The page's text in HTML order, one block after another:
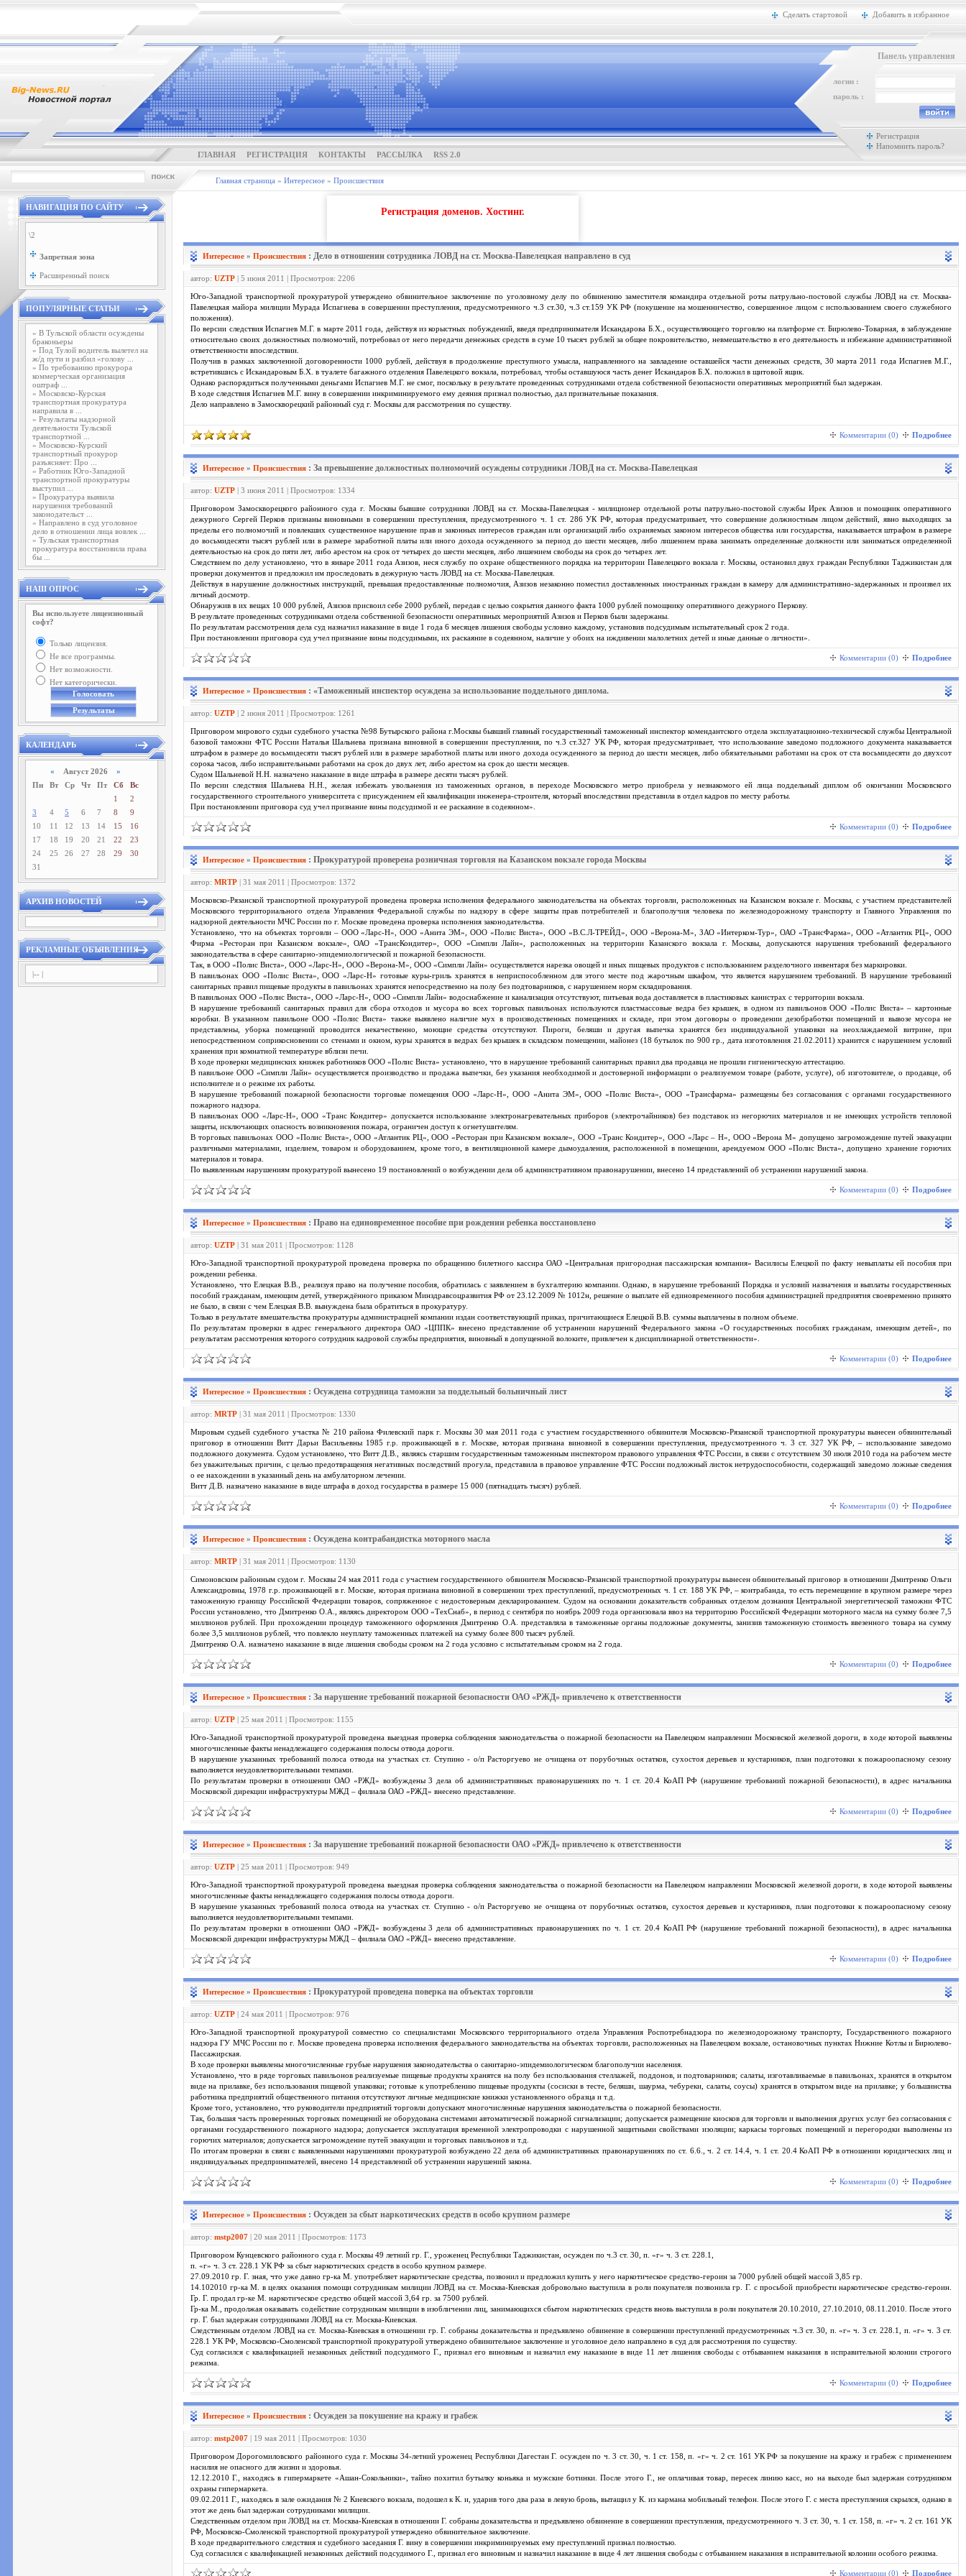
Сделать стартовой Добавить в избранное
ГЛАВНАЯ РЕГИСТРАЦИЯ КОНТАКТЫ РАССЫЛКА RSS 2.0
Панель управления
логин :
пароль :
Регистрация
Напомнить пароль?
Главная страница » Интересное » Проиcшествия
НАВИГАЦИЯ ПО САЙТУ
\2
Запретная зона
Расширенный поиск
ПОПУЛЯРНЫЕ СТАТЬИ
» В Тульской области осуждены
браконьеры
» Под Тулой водитель вылетел на
ж/д пути и разбил «голову ...
» По требованию прокурора
коммерческая организация
оштраф ...
» Московско-Курская
транспортная прокуратура
направила в ...
» Результаты надзорной
деятельности Тульской
транспортной ...
» Московско-Курский
транспортный прокурор
разъясняет: Про ...
» Работник Юго-Западной
транспортной прокуратуры
выступил ...
» Прокуратура выявила
нарушения требований
законодательст ...
» Направлено в суд уголовное
дело в отношении лица вовлек ...
» Тульская транспортная
прокуратура восстановила права
бы ...
НАШ ОПРОС
Вы используете лицензионный
софт?
Только лицензия.
Не все программы.
Нет возможности.
Нет категорически.
КАЛЕНДАРЬ
« Август 2026 »
Пн
Вт Ср Чт Пт Сб
Вс
1
2
3
4 5 6 7 8
9
10
11 12 13 14 15
16
17
18 19 20 21 22
23
24
25 26 27 28 29
30
31
АРХИВ НОВОСТЕЙ
РЕКЛАМНЫЕ ОБЪЯВЛЕНИЯ
|-- |
Регистрация доменов. Хостинг.
Интересное » Проиcшествия : Дело в отношении сотрудника ЛОВД на ст. Москва-Павелецкая направлено в суд
автор: UZTP | 5 июня 2011 | Просмотров: 2206
Юго-Западной транспортной прокуратурой утверждено обвинительное заключение по уголовному делу по обвинению заместителя командира отдельной роты патрульно-постовой службы ЛОВД на ст. Москва-
Павелецкая майора милиции Мурада Испагиева в совершении преступления, предусмотренного ч.3 ст.30, ч.3 ст.159 УК РФ (покушение на мошенничество, совершенное лицом с использованием своего служебного
положения).
По версии следствия Испагиев М.Г. в марте 2011 года, действуя из корыстных побуждений, введя предпринимателя Искандарова Б.Х., осуществляющего торговлю на платформе ст. Бирюлево-Товарная, в заблуждение
относительно своих должностных полномочий, потребовал от него передачи денежных средств в суме 10 тысяч рублей за общее покровительство, невмешательство в его деятельность и избежание административной
ответственности впоследствии.
Получив в рамках заключенной договоренности 1000 рублей, действуя в продолжение преступного умысла, направленного на завладение оставшейся части денежных средств, 30 марта 2011 года Испагиев М.Г.,
встретившись с Искандаровым Б.Х. в туалете багажного отделения Павелецкого вокзала, потребовал, чтобы оставшуюся часть денег Искандаров Б.Х. положил в щитовой ящик.
Однако распорядиться полученными деньгами Испагиев М.Г. не смог, поскольку в результате проведенных сотрудниками отдела собственной безопасности оперативных мероприятий был задержан.
В ходе следствия Испагиев М.Г. вину в совершении инкриминируемого ему деяния признал полностью, дал признательные показания.
Дело направлено в Замоскворецкий районный суд г. Москвы для рассмотрения по существу.
Комментарии (0) Подробнее
Интересное » Проиcшествия : За превышение должностных полномочий осуждены сотрудники ЛОВД на ст. Москва-Павелецкая
автор: UZTP | 3 июня 2011 | Просмотров: 1334
Приговором Замоскворецкого районного суда г. Москвы бывшие сотрудники ЛОВД на ст. Москва-Павелецкая - милиционер отдельной роты патрульно-постовой службы Ирек Азизов и помощник оперативного
дежурного Сергей Перков признаны виновными в совершении преступления, предусмотренного ч. 1 ст. 286 УК РФ, которая предусматривает, что совершение должностным лицом действий, явно выходящих за
пределы его полномочий и повлекших существенное нарушение прав и законных интересов граждан или организаций либо охраняемых законом интересов общества или государства, наказывается штрафом в размере
до восьмидесяти тысяч рублей или в размере заработной платы или иного дохода осужденного за период до шести месяцев, либо лишением права занимать определенные должности или заниматься определенной
деятельностью на срок до пяти лет, либо арестом на срок от четырех до шести месяцев, либо лишением свободы на срок до четырех лет.
Следствием по делу установлено, что в январе 2011 года Азизов, неся службу по охране общественного порядка на территории Павелецкого вокзала г. Москвы, остановил двух граждан Республики Таджикистан для
проверки документов и предложил им проследовать в дежурную часть ЛОВД на ст. Москва-Павелецкая.
Действуя в нарушение должностных инструкций, превышая предоставленные полномочия, Азизов незаконно поместил доставленных иностранных граждан в камеру для административно-задержанных и произвел их
личный досмотр.
Обнаружив в их вещах 10 000 рублей, Азизов присвоил себе 2000 рублей, передав с целью сокрытия данного факта 1000 рублей помощнику оперативного дежурного Перкову.
В результате проведенных сотрудниками отдела собственной безопасности оперативных мероприятий Азизов и Перков были задержаны.
По результатам рассмотрения дела суд назначил наказание в виде 1 года 6 месяцев лишения свободы условно каждому, установив подсудимым испытательный срок 2 года.
При постановлении приговора суд учел признание вины подсудимыми, их раскаяние в содеянном, наличие у обоих на иждивении малолетних детей и иные данные о личности».
Комментарии (0) Подробнее
Интересное » Проиcшествия : «Таможенный инспектор осуждена за использование поддельного диплома.
автор: UZTP | 2 июня 2011 | Просмотров: 1261
Приговором мирового судьи судебного участка №98 Бутырского района г.Москвы бывший главный государственный таможенный инспектор комендантского отдела эксплуатационно-технической службы Центральной
базовой таможни ФТС России Наталья Шальнева признана виновной в совершении преступления, по ч.3 ст.327 УК РФ, которая предусматривает, что использование заведомо подложного документа наказывается
штрафом в размере до восьмидесяти тысяч рублей или в размере заработной платы или иного дохода осужденного за период до шести месяцев, либо обязательными работами на срок от ста восьмидесяти до двухсот
сорока часов, либо исправительными работами на срок до двух лет, либо арестом на срок до шести месяцев.
Судом Шальневой Н.Н. назначено наказание в виде штрафа в размере десяти тысяч рублей.
По версии следствия Шальнева Н.Н., желая избежать увольнения из таможенных органов, в переходе Московского метро приобрела у незнакомого ей лица поддельный диплом об окончании Московского
государственного строительного университета с присуждением ей квалификации инженера-строителя, который впоследствии представила в отдел кадров по месту работы.
При постановлении приговора суд учел признание вины подсудимой и ее раскаяние в содеянном».
Комментарии (0) Подробнее
Интересное » Проиcшествия : Прокуратурой проверена розничная торговля на Казанском вокзале города Москвы
автор: MRTP | 31 мая 2011 | Просмотров: 1372
Московско-Рязанской транспортной прокуратурой проведена проверка исполнения федерального законодательства на объектах торговли, расположенных на Казанском вокзале г. Москвы, с участием представителей
Московского территориального отдела Управления Федеральной службы по надзору в сфере защиты прав потребителей и благополучия человека по железнодорожному транспорту и Главного Управления по
надзорной деятельности МЧС России по г. Москве проведена проверка исполнения законодательства.
Установлено, что на объектах торговли – ООО «Ларс-Н», ООО «Анита ЭМ», ООО «Полис Виста», ООО «В.С.Л-ТРЕЙД», ООО «Верона-М», ЗАО «Интерком-Тур», ОАО «ТрансФарма», ООО «Атлантик РЦ», ООО
Фирма «Ресторан при Казанском вокзале», ОАО «ТрансКондитер», ООО «Симпли Лайн», расположенных на территории Казанского вокзала г. Москвы, допускаются нарушения требований федерального
законодательства в сфере санитарно-эпидемиологической и пожарной безопасности.
Так, в ООО «Полис Виста», ООО «Ларс-Н», ООО «Верона-М», ООО «Симпли Лайн» осуществляется нарезка овощей и иных пищевых продуктов с использованием разделочного инвентаря без маркировки.
В павильонах ООО «Полис Виста», ООО «Ларс-Н» готовые куры-гриль хранятся в неприспособленном для этого месте под жарочным шкафом, что является нарушением требований. В нарушение требований
санитарных правил пищевые продукты в павильонах хранятся непосредственно на полу без подтоварников, с нарушением норм складирования.
В павильонах ООО «Полис Виста», ООО «Ларс-Н», ООО «Симпли Лайн» водоснабжение и канализация отсутствуют, питьевая вода доставляется в пластиковых канистрах с территории вокзала.
В нарушение требований санитарных правил для сбора отходов и мусора во всех торговых павильонах используются пластмассовые ведра без крышек, в одном из павильонов ООО «Полис Виста» – картонные
коробки. В указанном павильоне ООО «Полис Виста» также выявлено наличие мух в производственных помещениях и складе, при этом договоры о проведении дезобработки помещений и вывозе мусора не
представлены, уборка помещений проводится некачественно, моющие средства отсутствуют. Пироги, беляши и другая выпечка хранятся без индивидуальной упаковки на неохлаждаемой витрине, при
непосредственном соприкосновении со стенами и окном, куры хранятся в ведрах без крышек в складском помещении, майонез (18 бутылок по 900 гр., дата изготовления 21.02.2011) хранится с нарушением условий
хранения при комнатной температуре вблизи печи.
В ходе проверки медицинских книжек работников ООО «Полис Виста» установлено, что в нарушение требований санитарных правил два продавца не прошли гигиеническую аттестацию.
В павильоне ООО «Симпли Лайн» осуществляется производство и продажа выпечки, без указания необходимой и достоверной информации о реализуемом товаре (работе, услуге), об изготовителе, о продавце, об
исполнителе и о режиме их работы.
В нарушение требований пожарной безопасности торговые помещения ООО «Ларс-Н», ООО «Анита ЭМ», ООО «Полис Виста», ООО «Трансфарма» размещены без согласования с органами государственного
пожарного надзора.
В павильонах ООО «Ларс-Н», ООО «Транс Кондитер» допускается использование электронагревательных приборов (электрочайников) без подставок из негорючих материалов и не имеющих устройств тепловой
защиты, исключающих опасность возникновения пожара, ограничен доступ к огнетушителям.
В торговых павильонах ООО «Полис Виста», ООО «Атлантик РЦ», ООО «Ресторан при Казанском вокзале», ООО «Транс Кондитер», ООО «Ларс – Н», ООО «Верона М» допущено загромождение путей эвакуации
различными материалами, изделием, товаром и оборудованием, кроме того, в вентиляционной камере дымоудаления, расположенной в помещении, арендуемом ООО «Полис Виста», допущено хранение горючих
материалов и товара.
По выявленным нарушениям прокуратурой вынесено 19 постановлений о возбуждении дела об административном правонарушении, внесено 14 представлений об устранении нарушений закона.
Комментарии (0) Подробнее
Интересное » Проиcшествия : Право на единовременное пособие при рождении ребенка восстановлено
автор: UZTP | 31 мая 2011 | Просмотров: 1128
Юго-Западной транспортной прокуратурой проведена проверка по обращению билетного кассира ОАО «Центральная пригородная пассажирская компания» Василисы Елецкой по факту невыплаты ей пособия при
рождении ребенка.
Установлено, что Елецкая В.В., реализуя право на получение пособия, обратилась с заявлением в бухгалтерию компании. Однако, в нарушение требований Порядка и условий назначения и выплаты государственных
пособий гражданам, имеющим детей, утверждённого приказом Минздравсоцразвития РФ от 23.12.2009 № 1012н, решение о выплате ей единовременного пособия администрацией предприятия своевременно принято
не было, в связи с чем Елецкая В.В. вынуждена была обратиться в прокуратуру.
Только в результате вмешательства прокуратуры администрацией компании издан соответствующий приказ, причитающиеся Елецкой В.В. суммы выплачены в полном объеме.
По результатам проверки в адрес генерального директора ОАО «ЦППК» внесено представление об устранении нарушений Федерального закона «О государственных пособиях гражданам, имеющим детей», по
результатам рассмотрения которого сотрудник кадровой службы предприятия, виновный в допущенной волоките, привлечен к дисциплинарной ответственности».
Комментарии (0) Подробнее
Интересное » Проиcшествия : Осуждена сотрудница таможни за поддельный больничный лист
автор: MRTP | 31 мая 2011 | Просмотров: 1330
Мировым судьей судебного участка № 210 района Филевский парк г. Москвы 30 мая 2011 года с участием государственного обвинителя Московско-Рязанской транспортной прокуратуры вынесен обвинительный
приговор в отношении Витт Дарьи Васильевны 1985 г.р. проживающей в г. Москве, которая признана виновной в совершении преступления, предусмотренного ч. 3 ст. 327 УК РФ, – использование заведомо
подложного документа. Судом установлено, что Витт Д.В., являясь старшим государственным таможенным инспектором правового управления ФТС России, в связи с отсутствием 30 июля 2010 года на рабочем месте
без уважительных причин, с целью предотвращения негативных последствий прогула, представила в правовое управление ФТС России подложный листок нетрудоспособности, содержащий заведомо ложные сведения
о ее нахождении в указанный день на амбулаторном лечении.
Витт Д.В. назначено наказание в виде штрафа в доход государства в размере 15 000 (пятнадцать тысяч) рублей.
Комментарии (0) Подробнее
Интересное » Проиcшествия : Осуждена контрабандистка моторного масла
автор: MRTP | 31 мая 2011 | Просмотров: 1130
Симоновским районным судом г. Москвы 24 мая 2011 года с участием государственного обвинителя Московско-Рязанской транспортной прокуратуры вынесен обвинительный приговор в отношении Дмитренко Ольги
Александровны, 1978 г.р. проживающей в г. Москве, которая признана виновной в совершении трех преступлений, предусмотренных ч. 1 ст. 188 УК РФ, – контрабанда, то есть перемещение в крупном размере через
таможенную границу Российской Федерации товаров, сопряженное с недостоверным декларированием. Судом на основании доказательств собранных отделом дознания Центральной энергетической таможни ФТС
России установлено, что Дмитренко О.А., являясь директором ООО «ТехСнаб», в период с сентября по ноябрь 2009 года организовала ввоз на территорию Российской Федерации моторного масла на сумму более 7,5
миллионов рублей. При прохождении процедур таможенного оформления Дмитренко О.А. представляла в таможенные органы подложные документы, занизив таможенную стоимость ввезенного товара на сумму
более 3,5 миллионов рублей, что повлекло неуплату таможенных платежей на сумму более 800 тысяч рублей.
Дмитренко О.А. назначено наказание в виде лишения свободы сроком на 2 года условно с испытательным сроком на 2 года.
Комментарии (0) Подробнее
Интересное » Проиcшествия : За нарушение требований пожарной безопасности ОАО «РЖД» привлечено к ответственности
автор: UZTP | 25 мая 2011 | Просмотров: 1155
Юго-Западной транспортной прокуратурой проведена выездная проверка соблюдения законодательства о пожарной безопасности на Павелецком направлении Московской железной дороги, в ходе которой выявлены
многочисленные факты ненадлежащего содержания полосы отвода дороги.
В нарушение указанных требований полоса отвода на участках ст. Ступино - о/п Расторгуево не очищена от порубочных остатков, сухостоя деревьев и кустарников, план подготовки к пожароопасному сезону
выполняется неудовлетворительными темпами.
По результатам проверки в отношении ОАО «РЖД» возбуждены 3 дела об административных правонарушениях по ч. 1 ст. 20.4 КоАП РФ (нарушение требований пожарной безопасности), в адрес начальника
Московской дирекции инфраструктуры МЖД – филиала ОАО «РЖД» внесено представление.
Комментарии (0) Подробнее
Интересное » Проиcшествия : За нарушение требований пожарной безопасности ОАО «РЖД» привлечено к ответственности
автор: UZTP | 25 мая 2011 | Просмотров: 949
Юго-Западной транспортной прокуратурой проведена выездная проверка соблюдения законодательства о пожарной безопасности на Павелецком направлении Московской железной дороги, в ходе которой выявлены
многочисленные факты ненадлежащего содержания полосы отвода дороги.
В нарушение указанных требований полоса отвода на участках ст. Ступино - о/п Расторгуево не очищена от порубочных остатков, сухостоя деревьев и кустарников, план подготовки к пожароопасному сезону
выполняется неудовлетворительными темпами.
По результатам проверки в отношении ОАО «РЖД» возбуждены 3 дела об административных правонарушениях по ч. 1 ст. 20.4 КоАП РФ (нарушение требований пожарной безопасности), в адрес начальника
Московской дирекции инфраструктуры МЖД – филиала ОАО «РЖД» внесено представление.
Комментарии (0) Подробнее
Интересное » Проиcшествия : Прокуратурой проведена поверка на объектах торговли
автор: UZTP | 24 мая 2011 | Просмотров: 976
Юго-Западной транспортной прокуратурой совместно со специалистами Московского территориального отдела Управления Роспотребнадзора по железнодорожному транспорту, Государственного пожарного
надзора ГУ МЧС России по г. Москве проведена проверка исполнения федерального законодательства на объектах торговли, расположенных на Павелецком вокзале, остановочных пунктах Нижние Котлы и Бирюлево-
Пассажирская.
В ходе проверки выявлены многочисленные грубые нарушения законодательства о санитарно-эпидемиологическом благополучии населения.
Установлено, что в ряде торговых павильонов реализуемые пищевые продукты хранятся на полу без использования стеллажей, поддонов, и подтоварников; салаты, изготавливаемые в павильонах, хранятся в открытом
виде на прилавке, без использования пищевой упаковки; готовые к употреблению пищевые продукты (сосиски в тесте, беляши, шаурма, чебуреки, салаты, соусы) хранятся в открытом виде на прилавке; у большинства
работника предприятий общественного питания отсутствуют личные медицинские книжки установленного образца и т.д.
Кроме того, установлено, что руководители предприятий торговли допускают многочисленные нарушения законодательства о пожарной безопасности.
Так, большая часть проверенных торговых помещений не оборудована системами автоматической пожарной сигнализации; допускается размещение киосков для торговли и выполнения других услуг без согласования с
органами государственного пожарного надзора; допускается эксплуатация временной электропроводки с нарушенной защитными свойствами изоляции; каркасы торговых помещений и перегородки выполнены из
горючих материалов; допускается загромождение путей эвакуации и торговых павильонов и т.д.
По итогам проверки в связи с выявленными нарушениями прокуратурой возбуждено 22 дела об административных правонарушениях по ст. 6.6., ч. 2 ст. 14.4, ч. 1 ст. 20.4 КоАП РФ в отношении юридических лиц и
индивидуальных предпринимателей, внесено 14 представлений об устранении нарушений закона.
Комментарии (0) Подробнее
Интересное » Проиcшествия : Осужден за сбыт наркотических средств в особо крупном размере
автор: mstp2007 | 20 мая 2011 | Просмотров: 1173
Приговором Кунцевского районного суда г. Москвы 49 летний гр. Г., уроженец Республики Таджикистан, осужден по ч.3 ст. 30, п. «г» ч. 3 ст. 228.1,
п. «г» ч. 3 ст. 228.1 УК РФ за сбыт наркотических средств в особо крупном размере.
27.09.2010 гр. Г. зная, что уже давно гр-ка М. употребляет наркотические средства, позвонил и предложил купить у него наркотическое средство-героин за 7000 рублей общей массой 3,85 гр.
14.102010 гр-ка М. в целях оказания помощи сотрудникам милиции ЛОВД на ст. Москва-Киевская добровольно выступила в роли покупателя позвонила гр. Г. с просьбой приобрести наркотическое средство-героин.
Гр. Г. продал гр-ке М. наркотическое средство общей массой 3,64 гр. за 7500 рублей.
Гр-ка М., продолжая оказывать содействие сотрудникам милиции в изобличении лиц, занимающихся сбытом наркотических средств вновь выступила в роли покупателя 20.10.2010, 27.10.2010, 08.11.2010. После этого
гр. Г. был задержан сотрудниками ЛОВД на ст. Москва-Киевская.
Следственным отделом ЛОВД на ст. Москва-Киевская в отношении гр. Г. собраны доказательства и предъявлено обвинение в совершении преступлений предусмотренных ч.3 ст. 30, п. «г» ч. 3 ст. 228.1, п. «г» ч. 3 ст.
228.1 УК РФ, Московско-Смоленской транспортной прокуратурой утверждено обвинительное заключение и уголовное дело направлено в суд для рассмотрения по существу.
Суд согласился с квалификацией незаконных действий подсудимого Г., признал его виновным и назначил ему наказание в виде 11 лет лишения свободы с отбыванием наказания в исправительной колонии строгого
режима.
Комментарии (0) Подробнее
Интересное » Проиcшествия : Осужден за покушение на кражу и грабеж
автор: mstp2007 | 19 мая 2011 | Просмотров: 1030
Приговором Дорогомиловского районного суда г. Москвы 34-летний уроженец Республики Дагестан Г. осужден по ч. 3 ст. 30, ч. 1 ст. 158, п. «г» ч. 2 ст. 161 УК РФ за покушение на кражу и грабеж с применением
насилия не опасного для жизни и здоровья.
12.12.2010 Г., находясь в гипермаркете «Ашан-Сокольники», тайно похитил бутылку коньяка и мужские ботинки. После этого Г., не оплачивая товар, пересек линию касс, но на выходе был задержан сотрудником
охраны гипермаркета.
09.02.2011 Г., находясь в зале ожидания № 2 Киевского вокзала, подошел к К. и, ударив того два раза в левую бровь, вытащил у К. из кармана мобильный телефон. После этого Г. с места преступления скрылся, однако в
этот же день был задержан сотрудниками милиции.
Следственным отделом при ЛОВД на ст. Москва-Киевская в отношении Г. собраны доказательства и предъявлено обвинение в совершении преступления, предусмотренного ч. 3 ст. 30, ч. 1 ст. 158, п. «г» ч. 2 ст. 161 УК
РФ, Московско-Смоленской транспортной прокуратурой утверждено обвинительное заключение.
В ходе предварительного следствия и судебного заседания Г. вину в совершении инкриминируемых ему преступлений признал полностью.
Суд согласился с квалификацией незаконных действий подсудимого Г., признал его виновным и назначил наказание в виде 4 лет лишения свободы с отбыванием наказания в исправительной колонии особого режима.
Комментарии (0) Подробнее